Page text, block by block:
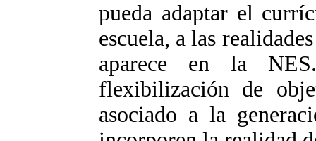
pueda adaptar el
escuela, a las
aparece en la
flexibilización de
asociado a la